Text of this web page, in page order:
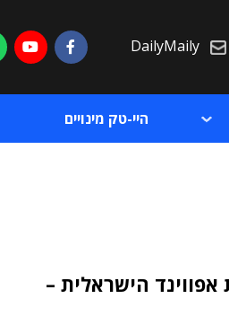
DailyMaily
היי-טק מינויים
הישראלית –